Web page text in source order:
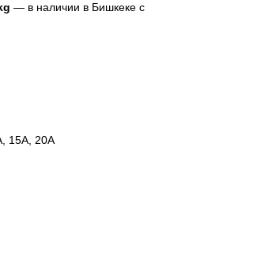
— в наличии в Бишкеке с
15A, 20A